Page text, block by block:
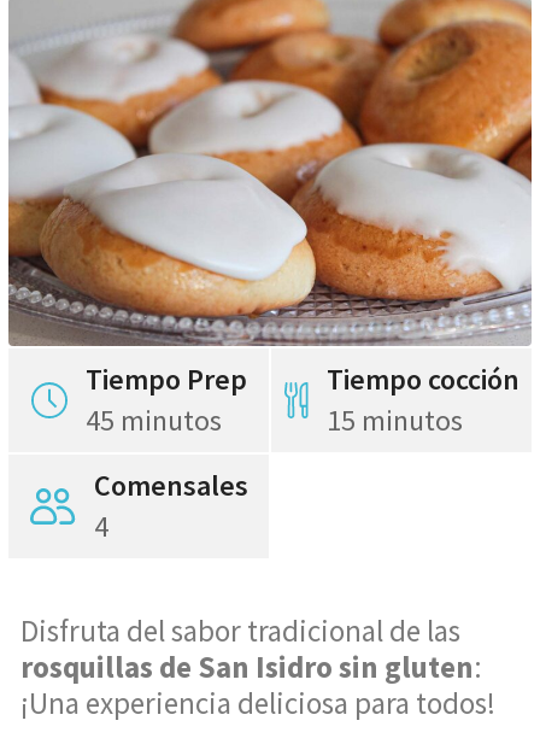
Tiempo Prep
45 minutos
Tiempo cocción
15 minutos
Comensales
4
Disfruta del sabor tradicional de las
rosquillas de San Isidro sin gluten:
¡Una experiencia deliciosa para todos!